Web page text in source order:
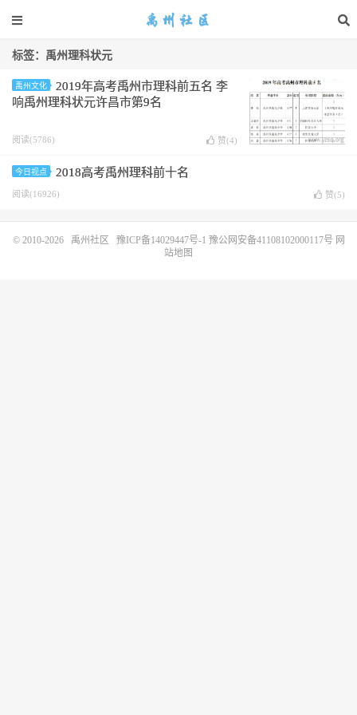
标签：禹州理科状元
禹州文化
2019年高考禹州市理科前五名 李
响禹州理科状元许昌市第9名
阅读(5786) 赞(4)
今日视点 2018高考禹州理科前十名
阅读(16926) 赞(5)
© 2010-2026 禹州社区 豫ICP备14029447号-1 豫公网安备41108102000117号 网
站地图